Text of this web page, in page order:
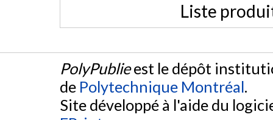
Liste
PolyPublieest le dépôt
de Polytechnique Montréal.
Site développé à l'aide du